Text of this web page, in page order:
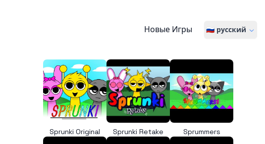
Новые Игры 🇷🇺 русский
Sprunki Original Sprunki Retake Sprummers